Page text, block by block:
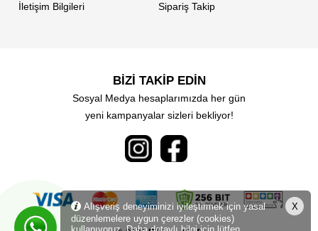
İletişim Bilgileri
Sipariş Takip
BİZİ TAKİP EDİN
Sosyal Medya hesaplarımızda her gün
yeni kampanyalar sizleri bekliyor!
Alışveriş deneyiminizi iyileştirmek için yasal
düzenlemelere uygun çerezler (cookies)
X